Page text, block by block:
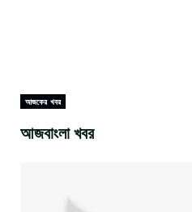
আজকের খবর
আজবাংলা খবর